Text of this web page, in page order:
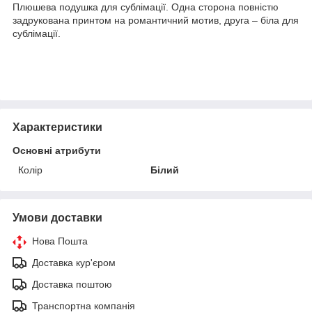
Плюшева подушка для сублімації. Одна сторона повністю
задрукована принтом на романтичний мотив, друга – біла для
сублімації.
Характеристики
Основні атрибути
Колір
Білий
Умови доставки
Нова Пошта
Доставка кур'єром
Доставка поштою
Транспортна компанія